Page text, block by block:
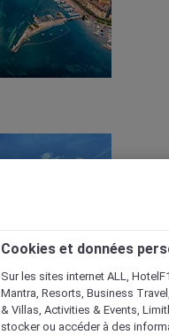
Cookies et données
Sur les sites internet ALL,
Mantra, Resorts, Business
& Villas, Activities & Events,
stocker ou accéder à des